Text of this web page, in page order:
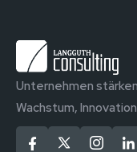
Unternehmen
Wachstum,